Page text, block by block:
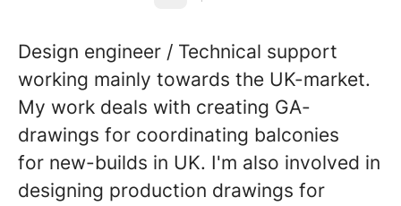
Design engineer / Technical support
working mainly towards the UK-market.
My work deals with creating GA-
drawings for coordinating balconies
for new-builds in UK. I'm also involved in
designing production drawings for